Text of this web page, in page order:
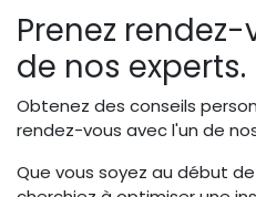
Prenez
de nos experts.
Obtenez des conseils
rendez-vous avec l'un de
Que vous soyez au début